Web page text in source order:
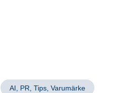
AI PR Tips Varumärke